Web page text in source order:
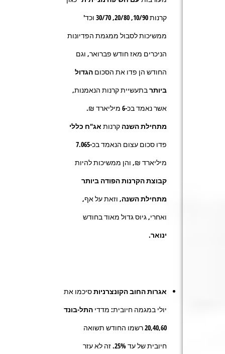
קרנות10/90
,
20/80
,
30/70 וכד'
ממשיכות לסבול ממגמת הפדיונות
הניכרים מאז חודש פברואר, וגם
החודש הן פדו את הסכום הגדול
ביותרבתעשיית קרנות הנאמנות,
אשר נאמד בכ-6 מיליארד ₪.
מתחילת השנה קרנות אג"ח כללי
פדו סכום עצום הנאמד בכ-7.065
מיליארד ₪, והן ממשיכות להיות
קבוצת הקרנות הפודה ביותר
מתחילת השנה, וזאת על אף,
ואחרי, גיוס גדול מאוד בחודש
ינואר.
אגרות החוב הקונצרניותסיכמו את
יולי במגמה חיובית: מדדי התל-בונד
20,40,60רשמו החודש תשואה
חיובית של עד25%. זה לא עזר